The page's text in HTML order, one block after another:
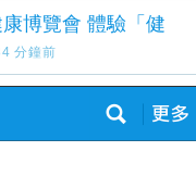
博覽會 體驗「健
分鐘前